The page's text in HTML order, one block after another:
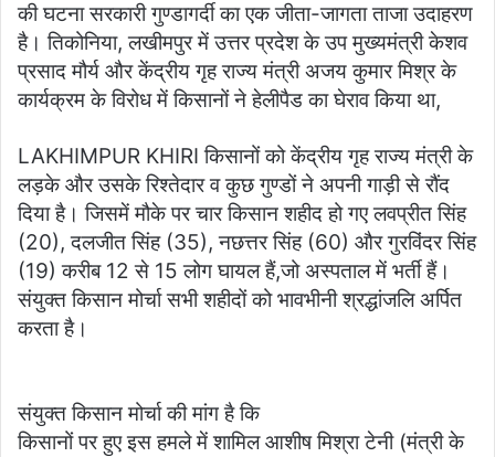
की घटना सरकारी गुण्डागर्दी का एक जीता-जागता ताजा उदाहरण
है। तिकोनिया, लखीमपुर में उत्तर प्रदेश के उप मुख्यमंत्री केशव
प्रसाद मौर्य और केंद्रीय गृह राज्य मंत्री अजय कुमार मिश्र के
कार्यक्रम के विरोध में किसानों ने हेलीपैड का घेराव किया था,
LAKHIMPUR KHIRI किसानों को केंद्रीय गृह राज्य मंत्री के
लड़के और उसके रिश्तेदार व कुछ गुण्डों ने अपनी गाड़ी से रौंद
दिया है। जिसमें मौके पर चार किसान शहीद हो गए लवप्रीत सिंह
(20), दलजीत सिंह (35), नछत्तर सिंह (60) और गुरविंदर सिंह
(19) करीब 12 से 15 लोग घायल हैं,जो अस्पताल में भर्ती हैं।
संयुक्त किसान मोर्चा सभी शहीदों को भावभीनी श्रद्धांजलि अर्पित
करता है।
संयुक्त किसान मोर्चा की मांग है कि
किसानों पर हुए इस हमले में शामिल आशीष मिश्रा टेनी (मंत्री के